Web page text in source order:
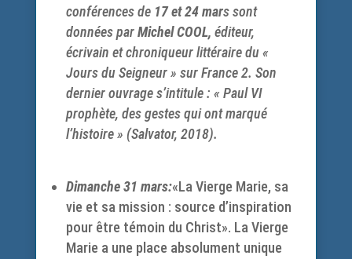
conférences de17 et 24 mars sont
données parMichel COOL, éditeur,
écrivain et chroniqueur littéraire du «
Jours du Seigneur » sur France 2. Son
dernier ouvrage s’intitule : « Paul VI
prophète, des gestes qui ont marqué
l’histoire » (Salvator, 2018).
Dimanche 31 mars:«La Vierge Marie, sa
vie et sa mission : source d’inspiration
pour être témoin du Christ». La Vierge
Marie a une place absolument unique